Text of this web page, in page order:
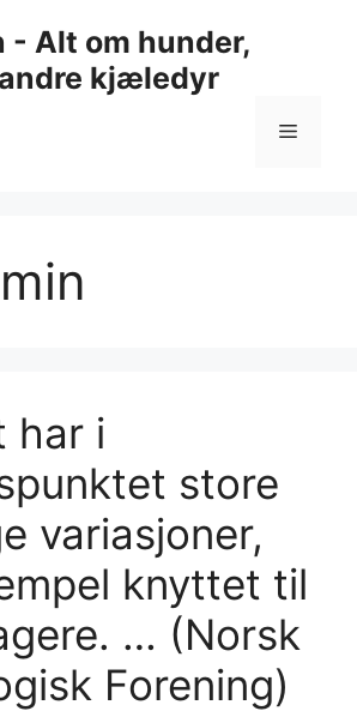
- Alt om hunder,
kjæledyr
Meny
har i
store
variasjoner,
knyttet til
… (Norsk
Forening)